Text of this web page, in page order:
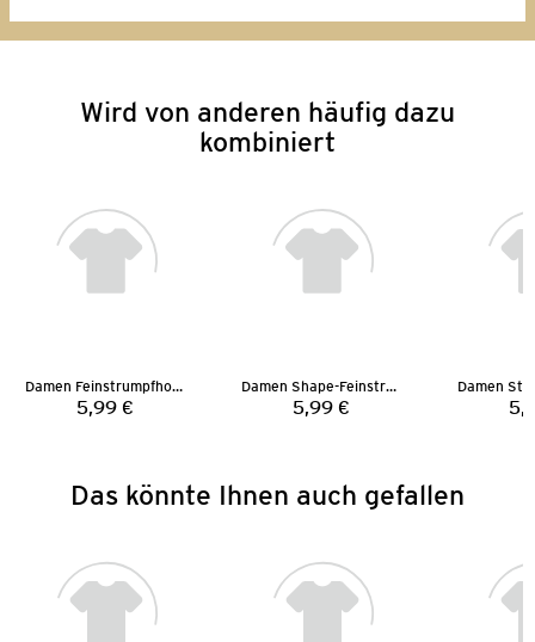
Wird von anderen häufig dazu
kombiniert
Damen Feinstrumpfhose
Preis:
5,99 €
Damen Shape-Feinstrumpfhose
Preis:
5,99 €
Das könnte Ihnen auch gefallen